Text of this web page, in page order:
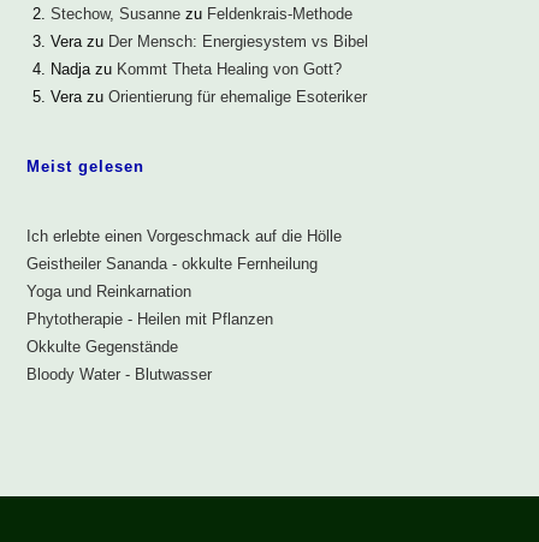
Stechow, Susanne zu Feldenkrais-Methode
Verazu Der Mensch: Energiesystem vs Bibel
Nadjazu Kommt Theta Healing von Gott?
VerazuOrientierung für ehemalige Esoteriker
Meist gelesen
Ich erlebte einen Vorgeschmack auf die Hölle
Geistheiler Sananda - okkulte Fernheilung
Yoga und Reinkarnation
Phytotherapie - Heilen mit Pflanzen
Okkulte Gegenstände
Bloody Water - Blutwasser